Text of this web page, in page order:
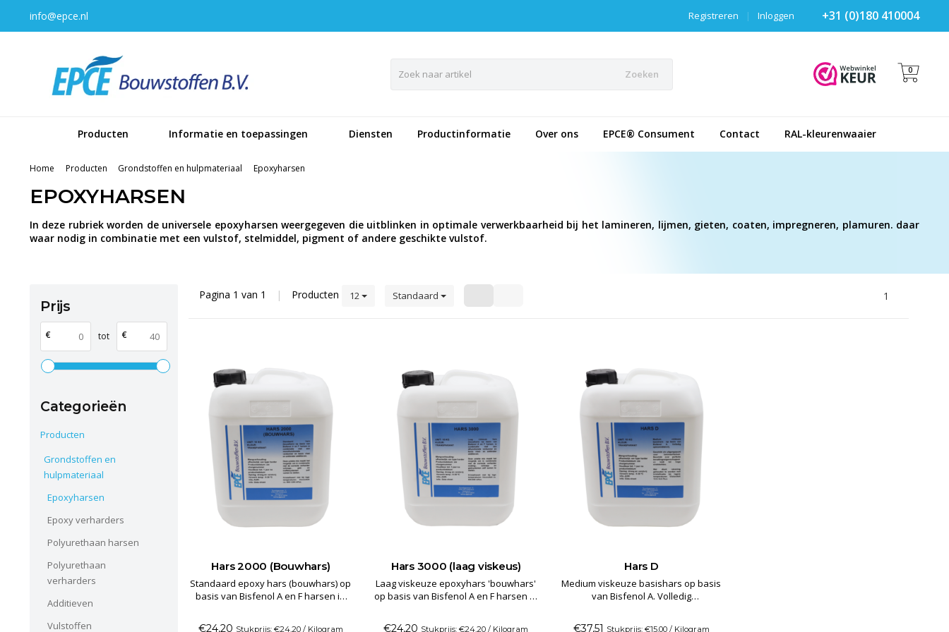
info@epce.nl +31 (0)180 410004
Inloggen
|
Registreren
Zoeken 0
Producten Informatie en toepassingen Diensten Productinformatie Over ons EPCE® Consument Contact RAL-kleurenwaaier
Home Producten Grondstoffen en hulpmateriaal Epoxyharsen
EPOXYHARSEN
In deze rubriek worden de universele epoxyharsen weergegeven die uitblinken in optimale verwerkbaarheid bij het lamineren, lijmen, gieten, coaten, impregneren, plamuren. daar
waar nodig in combinatie met een vulstof, stelmiddel, pigment of andere geschikte vulstof.
Prijs
€ tot €
Categorieën
Producten
Grondstoffen en
hulpmateriaal
Epoxyharsen
Epoxy verharders
Polyurethaan harsen
Polyurethaan
verharders
Additieven
Vulstoffen
Pagina 1 van 1 | Producten 12 Standaard 1
Hars 2000 (Bouwhars)
Standaard epoxy hars (bouwhars) op
basis van Bisfenol A en F harsen in
€24,20 Stukprijs: €24,20 / Kilogram
Hars 3000 (laag viskeus)
Laag viskeuze epoxyhars 'bouwhars'
op basis van Bisfenol A en F harsen in
€24,20 Stukprijs: €24,20 / Kilogram
Hars D
Medium viskeuze basishars op basis
van Bisfenol A. Volledig
€37,51 Stukprijs: €15,00 / Kilogram